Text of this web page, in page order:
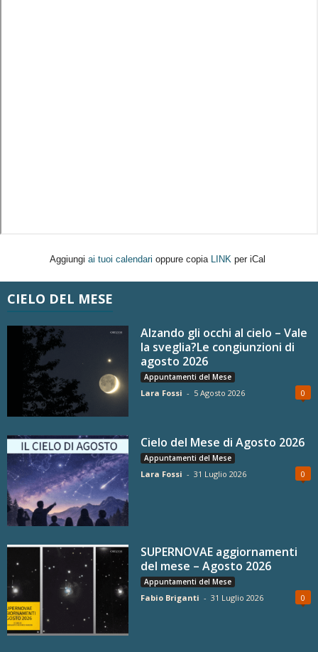
Aggiungi ai tuoi calendari oppure copia LINK per iCal
CIELO DEL MESE
Alzando gli occhi al cielo – Vale
la sveglia?Le congiunzioni di
agosto 2026
Appuntamenti del Mese
Lara Fossi - 5 Agosto 2026 0
Cielo del Mese di Agosto 2026
Appuntamenti del Mese
Lara Fossi - 31 Luglio 2026 0
SUPERNOVAE aggiornamenti
del mese – Agosto 2026
Appuntamenti del Mese
Fabio Briganti - 31 Luglio 2026 0